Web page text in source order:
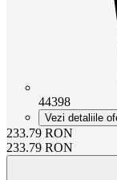
44398
Vezi detaliile
233.79 RON
233.79 RON